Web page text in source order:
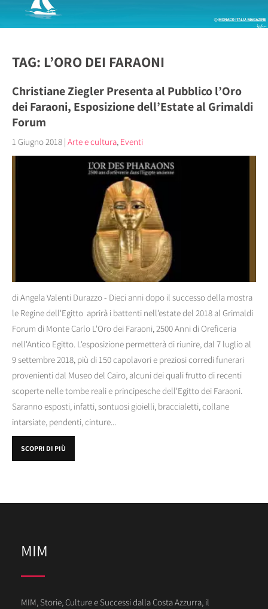
TAG: L’ORO DEI FARAONI
Christiane Ziegler Presenta al Pubblico l’Oro
dei Faraoni, Esposizione dell’Estate al Grimaldi
Forum
1 Giugno 2018 | Arte e cultura, Eventi
di Angela Valenti Durazzo - Dieci anni dopo il successo della mostra
le Regine dell'Egitto aprirà i battenti nell'estate del 2018 al Grimaldi
Forum di Monte Carlo L'Oro dei Faraoni, 2500 Anni di Oreficeria
nell'Antico Egitto. L'esposizione permetterà di riunire, dal 7 luglio al
9 settembre 2018, più di 150 capolavori e preziosi corredi funerari
provenienti dal Museo del Cairo, alcuni dei quali frutto di recenti
scoperte nelle tombe reali e principesche dell'Egitto dei Faraoni.
Saranno esposti, infatti, sontuosi gioielli, braccialetti, collane
intarsiate, pendenti, cinture...
SCOPRI DI PIÙ
MIM
MIM, Storie, Culture e Successi dalla Costa Azzurra, il